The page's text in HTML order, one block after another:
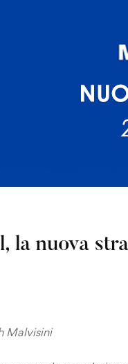
la nuova
Malvisini